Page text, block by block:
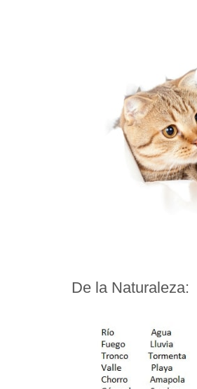
De la Naturaleza: